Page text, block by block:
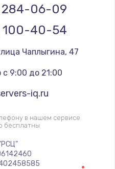
284-06-09
100-40-54
Чаплыгина, 47
9:00 до 21:00
iq.ru
в нашем сервисе
бесплатны